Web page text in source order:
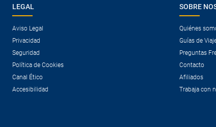
LEGAL
Aviso Legal
Privacidad
Seguridad
Política de Cookies
Canal Ético
Accesibilidad
SOBRE
Quiénes
Guías de
Preguntas
Contacto
Afiliados
Trabaja con